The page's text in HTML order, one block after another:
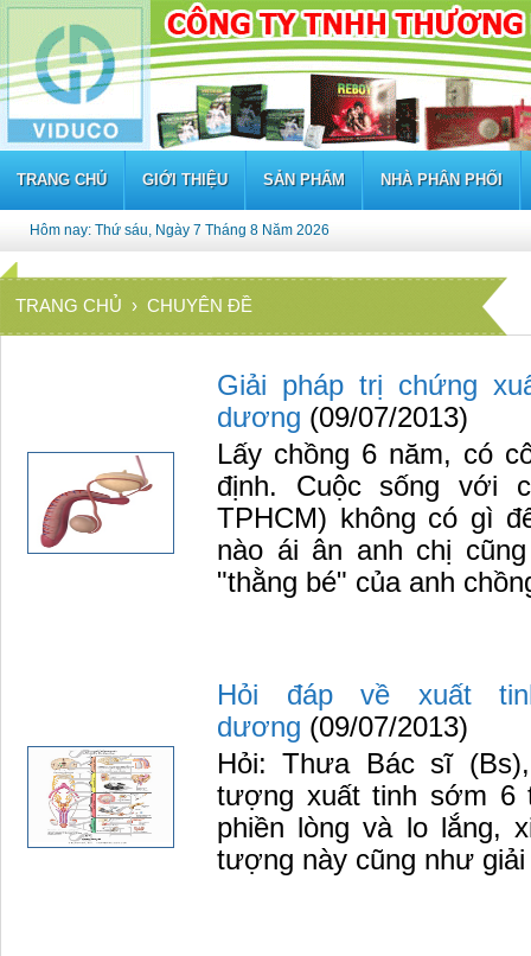
TRANG CHỦ GIỚI THIỆU SẢN PHẨM NHÀ PHÂN PHỐI
Hôm nay: Thứ sáu, Ngày 7 Tháng 8 Năm 2026
TRANG CHỦ › CHUYÊN ĐỀ
Giải pháp trị chứng
dương (09/07/2013)
Lấy chồng 6 năm, có
định. Cuộc sống với
TPHCM) không có gì
nào ái ân anh chị
"thằng bé" của anh
Hỏi đáp về xuất
dương (09/07/2013)
Hỏi: Thưa Bác sĩ
tượng xuất tinh sớm 6
phiền lòng và lo lắng,
tượng này cũng như giải